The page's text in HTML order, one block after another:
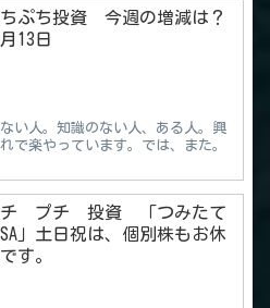
ぷち投資 今週の増減は？
13日
い人。知識のない人、ある人。興
で楽やっています。では、また。
チ プチ 投資 「つみたて
」土日祝は、個別株もお休
す。